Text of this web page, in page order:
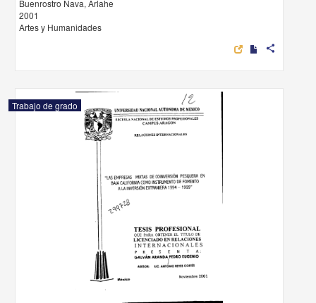
Buenrostro Nava, Arlahe
2001
Artes y Humanidades
share
Trabajo de grado